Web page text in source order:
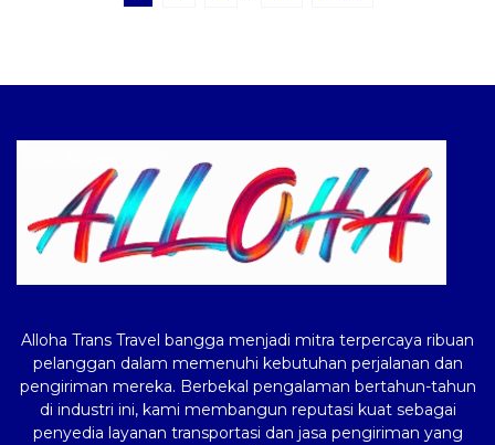
Alloha Trans Travel bangga menjadi mitra terpercaya ribuan
pelanggan dalam memenuhi kebutuhan perjalanan dan
pengiriman mereka. Berbekal pengalaman bertahun-tahun
di industri ini, kami membangun reputasi kuat sebagai
penyedia layanan transportasi dan jasa pengiriman yang